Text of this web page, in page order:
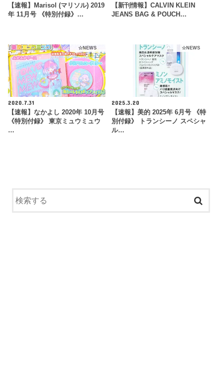
【速報】Marisol (マリソル) 2019
年 11月号 《特別付録》…
【新刊情報】CALVIN KLEIN
JEANS BAG & POUCH…
☆NEWS
2020.7.31
【速報】なかよし 2020年 10月号
《特別付録》 東京ミュウミュウ
…
☆NEWS
2025.3.20
【速報】美的 2025年 6月号 《特
別付録》 トランシーノ スペシャ
ル…